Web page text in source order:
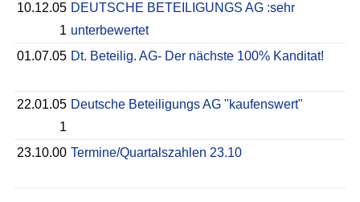
10.12.05
1
DEUTSCHE BETEILIGUNGS AG :sehr
unterbewertet
01.07.05 Dt. Beteilig. AG- Der nächste 100% Kanditat!
22.01.05
1
Deutsche Beteiligungs AG "kaufenswert"
23.10.00 Termine/Quartalszahlen 23.10